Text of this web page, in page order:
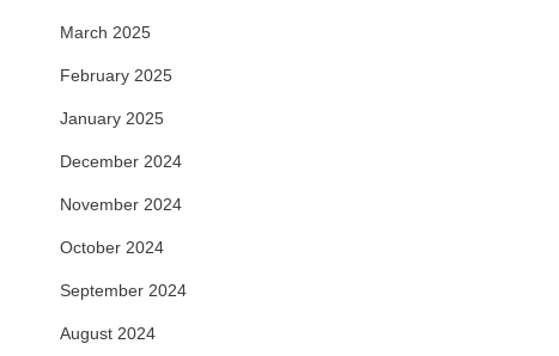
March 2025
February 2025
January 2025
December 2024
November 2024
October 2024
September 2024
August 2024